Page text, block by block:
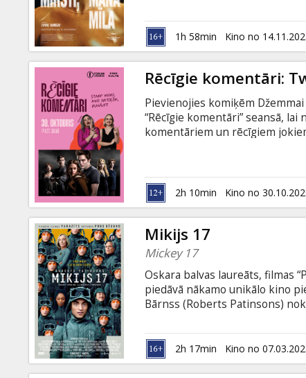
apsēstībā, maigums pārtop
valodā ar subtitriem latviešu un
1h 58min Kino no
Rēcīgie komentāri:
Pievienojies komiķēm
“Rēcīgie komentāri” seansā,
komentāriem un rēcīgiem
vampīru ģimenes, kas
biedējoši?2h 10min Kino no
Mikijs 17
Mickey 17
Oskara balvas laureāts, filmas
piedāvā nākamo unikālo kino
Bārnss (Roberts Patinsons)
angļu valodā ar subtitriem
2h 17min Kino no